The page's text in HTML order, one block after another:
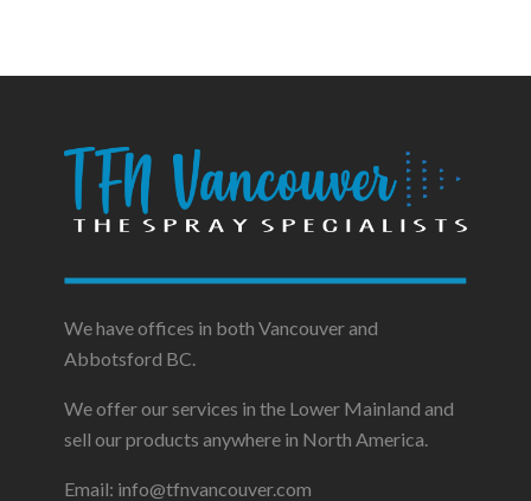
We have offices in both Vancouver and
Abbotsford BC.
We offer our services in the Lower Mainland and
sell our products anywhere in North America.
Email: info@tfnvancouver.com